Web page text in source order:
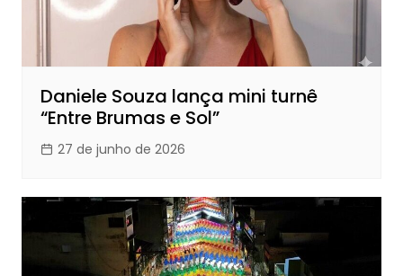
Daniele Souza lança mini turnê
“Entre Brumas e Sol”
27 de junho de 2026